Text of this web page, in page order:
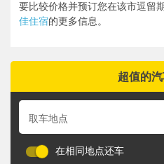
要比较价格并预订您在该市逗留
佳住宿的更多信息。
超值的
取车地点
在相同地点还车